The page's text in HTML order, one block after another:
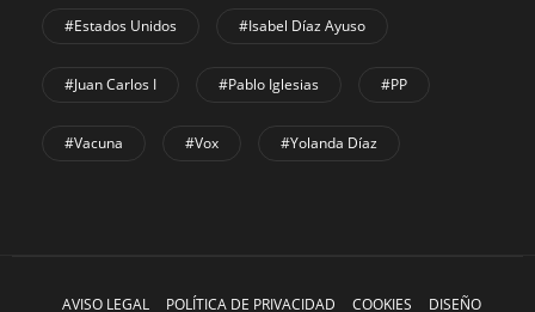
#Estados Unidos #Isabel Díaz Ayuso
#Juan Carlos I #Pablo Iglesias #PP
#Vacuna #Vox #Yolanda Díaz
AVISO LEGAL POLÍTICA DE PRIVACIDAD COOKIES DISEÑO